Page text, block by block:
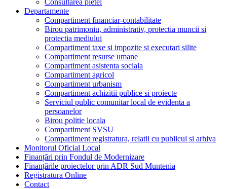
Consultarea pietei
Departamente
Compartiment financiar-contabilitate
Birou patrimoniu, administrativ, protectia muncii si
protectia mediului
Compartiment taxe si impozite si executari silite
Compartiment resurse umane
Compartiment asistenta sociala
Compartiment agricol
Compartiment urbanism
Compartiment achizitii publice si proiecte
Serviciul public comunitar local de evidenta a
persoanelor
Birou politie locala
Compartiment SVSU
Compartiment registratura, relatii cu publicul si arhiva
Monitorul Oficial Local
Finanțări prin Fondul de Modernizare
Finanțările proiectelor prin ADR Sud Muntenia
Registratura Online
Contact